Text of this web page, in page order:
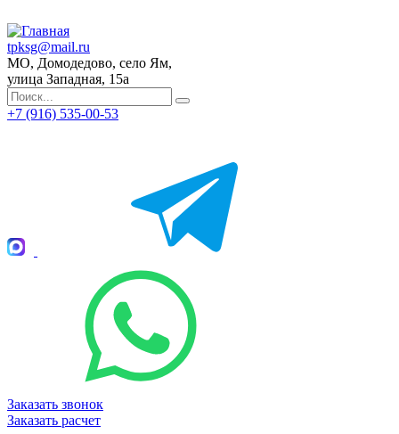
tpksg@mail.ru
МО, Домодедово, село Ям,
улица Западная, 15а
+7 (916) 535-00-53
Заказать звонок
Заказать расчет